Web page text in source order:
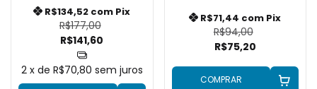
R$177,00
R$141,60
R$134,52 com Pix
2 x de R$70,80 sem juros
R$94,00
R$75,20
R$71,44 com Pix
COMPRAR